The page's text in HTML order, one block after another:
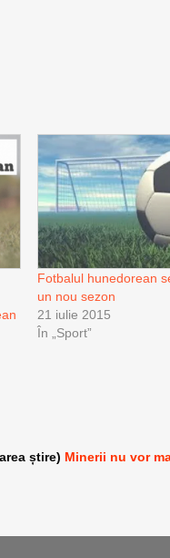
Fotbalul hunedorean
un nou sezon
21 iulie 2015
În „Sport”
știre) Minerii nu vor